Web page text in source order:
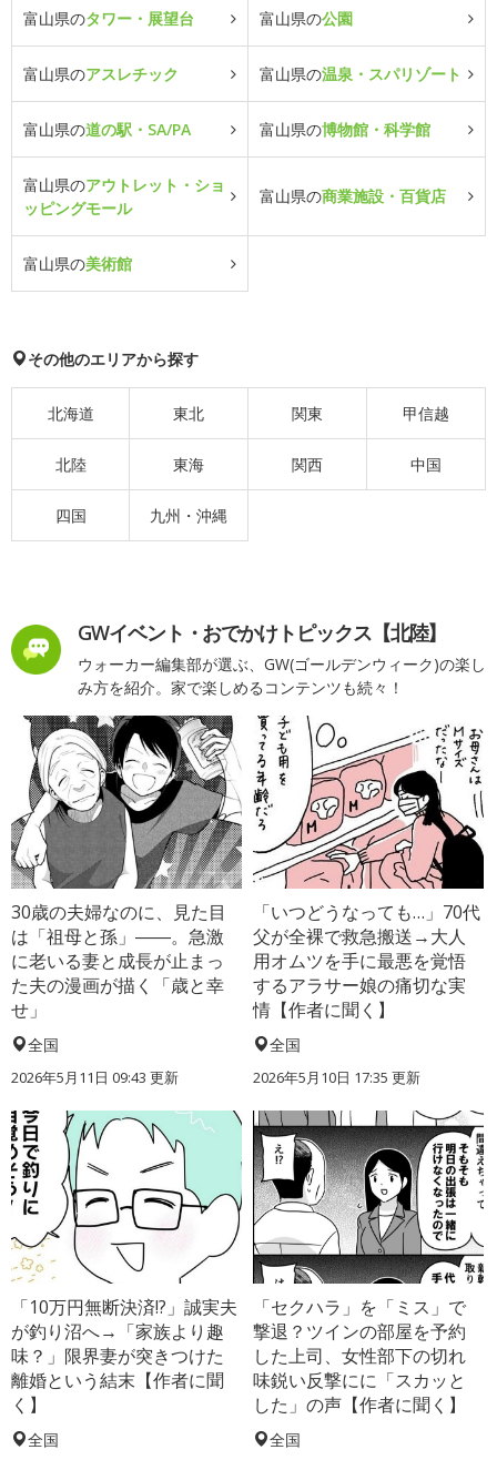
富山県のタワー・展望台 富山県の公園
富山県のアスレチック 富山県の温泉・スパリゾート
富山県の道の駅・SA/PA 富山県の博物館・科学館
富山県のアウトレット・ショ
ッピングモール
富山県の商業施設・百貨店
富山県の美術館
その他のエリアから探す
北海道 東北 関東 甲信越
北陸 東海 関西 中国
四国 九州・沖縄
GWイベント・おでかけトピックス【北陸】
ウォーカー編集部が選ぶ、GW(ゴールデンウィーク)の楽し
み方を紹介。家で楽しめるコンテンツも続々！
30歳の夫婦なのに、見た目
は「祖母と孫」――。急激
に老いる妻と成長が止まっ
た夫の漫画が描く「歳と幸
せ」
全国
2026年5月11日 09:43 更新
「いつどうなっても…」70代
父が全裸で救急搬送→大人
用オムツを手に最悪を覚悟
するアラサー娘の痛切な実
情【作者に聞く】
全国
2026年5月10日 17:35 更新
「10万円無断決済!?」誠実夫
が釣り沼へ→「家族より趣
味？」限界妻が突きつけた
離婚という結末【作者に聞
く】
全国
「セクハラ」を「ミス」で
撃退？ツインの部屋を予約
した上司、女性部下の切れ
味鋭い反撃にに「スカッと
した」の声【作者に聞く】
全国